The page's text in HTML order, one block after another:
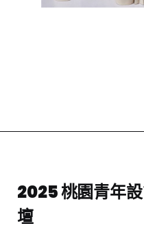
2025 桃園青年
壇